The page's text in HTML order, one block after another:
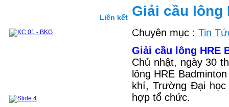
Mục tiêu, chuẩn đầu ra và hình thức đánh giá
CHƯƠNG TRÌNH ĐÀO TẠO TỪ 2019 ĐẾN NAY
CHƯƠNG TRÌNH ĐÀO TẠO 2018 VỀ TRƯỚC
Công bố khoa học
Các khoá đào tạo cho doanh nghiệp
Liên kết Giải cầu lông
Chuyên mục : Tin
Giải cầu lông HRE
Chủ nhật, ngày 30
lông HRE
khí, Trường Đại
hợp tổ chức.